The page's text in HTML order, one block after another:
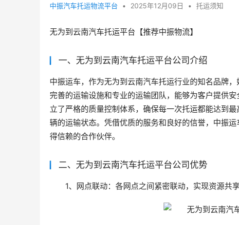
中振汽车托运物流平台 • 2025年12月09日 • 托运须知
无为到云南汽车托运平台【推荐中振物流】
一、无为到云南汽车托运平台公司介绍
中振运车，作为无为到云南汽车托运行业的知名品牌
完善的运输设施和专业的运输团队，能够为客户提供
立了严格的质量控制体系，确保每一次托运都能达到
辆的运输状态。凭借优质的服务和良好的信誉，中振
得信赖的合作伙伴。
二、无为到云南汽车托运平台公司优势
1、网点联动：各网点之间紧密联动，实现资源共